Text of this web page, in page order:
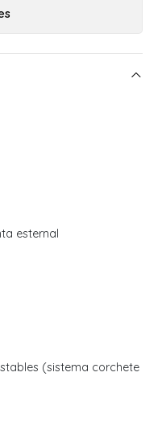
esternal
(sistema corchete